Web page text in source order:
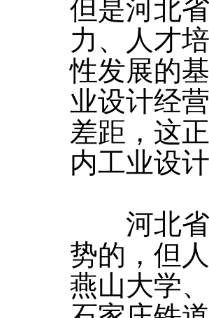
但是河北
力、人才
性发展的
业设计经
差距，这
内工业设
河北省
势的，但
燕山大学